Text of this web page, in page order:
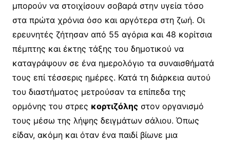
μπορούν να στοιχίσουν σοβαρά στην υγεία τόσο
στα πρώτα χρόνια όσο και αργότερα στη ζωή. Οι
ερευνητές ζήτησαν από 55 αγόρια και 48 κορίτσια
πέμπτης και έκτης τάξης του δημοτικού να
καταγράψουν σε ένα ημερολόγιο τα συναισθήματά
τους επί τέσσερις ημέρες. Κατά τη διάρκεια αυτού
του διαστήματος μετρούσαν τα επίπεδα της
ορμόνης του στρες κορτιζόληςστον οργανισμό
τους μέσω της λήψης δειγμάτων σάλιου. Όπως
είδαν, ακόμη και όταν ένα παιδί βίωνε μια